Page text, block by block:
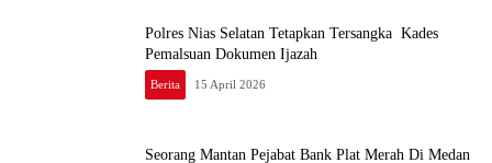
Polres Nias Selatan Tetapkan Tersangka Kades
Pemalsuan Dokumen Ijazah
Berita 15 April 2026
Seorang Mantan Pejabat Bank Plat Merah Di Medan